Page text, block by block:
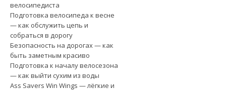
велосипедиста
Подготовка велосипеда к весне
— как обслужить цепь и
собраться в дорогу
Безопасность на дорогах — как
быть заметным красиво
Подготовка к началу велосезона
— как выйти сухим из воды
Ass Savers Win Wings — лёгкие и